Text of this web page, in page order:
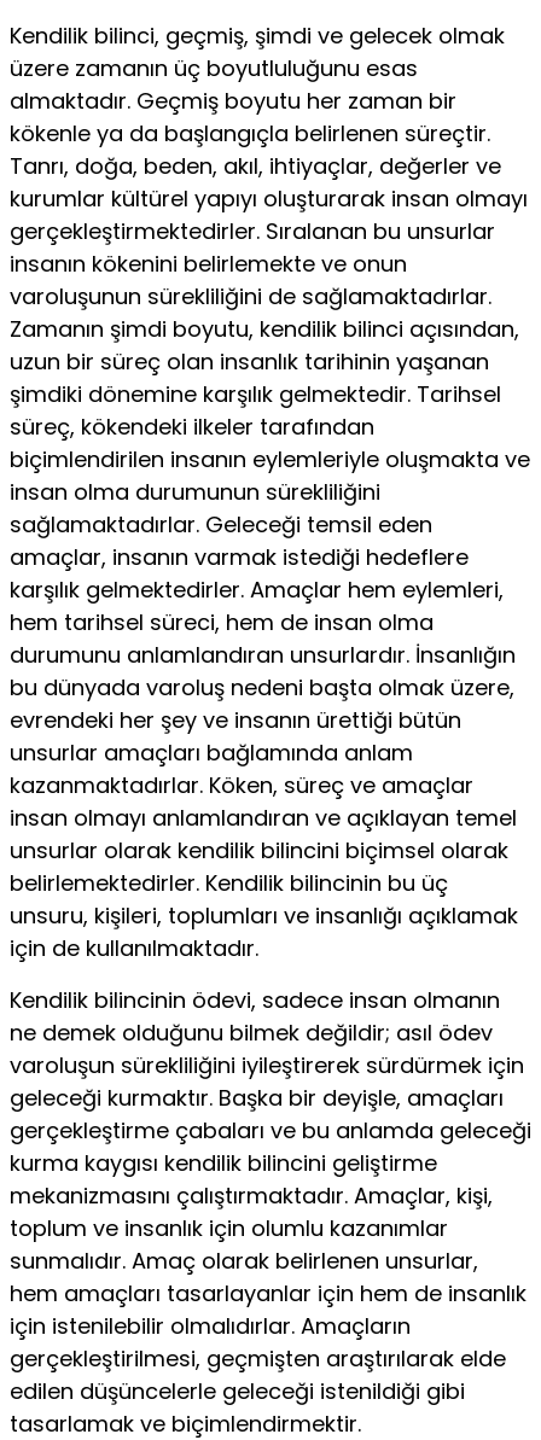
Kendilik bilinci, geçmiş, şimdi ve gelecek olmak
üzere zamanın üç boyutluluğunu esas
almaktadır. Geçmiş boyutu her zaman bir
kökenle ya da başlangıçla belirlenen süreçtir.
Tanrı, doğa, beden, akıl, ihtiyaçlar, değerler ve
kurumlar kültürel yapıyı oluşturarak insan olmayı
gerçekleştirmektedirler. Sıralanan bu unsurlar
insanın kökenini belirlemekte ve onun
varoluşunun sürekliliğini de sağlamaktadırlar.
Zamanın şimdi boyutu, kendilik bilinci açısından,
uzun bir süreç olan insanlık tarihinin yaşanan
şimdiki dönemine karşılık gelmektedir. Tarihsel
süreç, kökendeki ilkeler tarafından
biçimlendirilen insanın eylemleriyle oluşmakta ve
insan olma durumunun sürekliliğini
sağlamaktadırlar. Geleceği temsil eden
amaçlar, insanın varmak istediği hedeflere
karşılık gelmektedirler. Amaçlar hem eylemleri,
hem tarihsel süreci, hem de insan olma
durumunu anlamlandıran unsurlardır. İnsanlığın
bu dünyada varoluş nedeni başta olmak üzere,
evrendeki her şey ve insanın ürettiği bütün
unsurlar amaçları bağlamında anlam
kazanmaktadırlar. Köken, süreç ve amaçlar
insan olmayı anlamlandıran ve açıklayan temel
unsurlar olarak kendilik bilincini biçimsel olarak
belirlemektedirler. Kendilik bilincinin bu üç
unsuru, kişileri, toplumları ve insanlığı açıklamak
için de kullanılmaktadır.
Kendilik bilincinin ödevi, sadece insan olmanın
ne demek olduğunu bilmek değildir; asıl ödev
varoluşun sürekliliğini iyileştirerek sürdürmek için
geleceği kurmaktır. Başka bir deyişle, amaçları
gerçekleştirme çabaları ve bu anlamda geleceği
kurma kaygısı kendilik bilincini geliştirme
mekanizmasını çalıştırmaktadır. Amaçlar, kişi,
toplum ve insanlık için olumlu kazanımlar
sunmalıdır. Amaç olarak belirlenen unsurlar,
hem amaçları tasarlayanlar için hem de insanlık
için istenilebilir olmalıdırlar. Amaçların
gerçekleştirilmesi, geçmişten araştırılarak elde
edilen düşüncelerle geleceği istenildiği gibi
tasarlamak ve biçimlendirmektir.